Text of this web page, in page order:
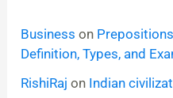
Business on
Definition, Types, and
RishiRaj on Indian